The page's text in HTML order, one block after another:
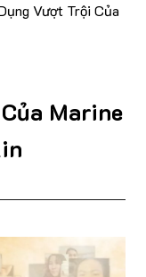
Vượt Trội Của
Marine